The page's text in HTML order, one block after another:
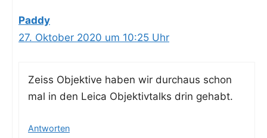
Paddy
27. Oktober 2020 um 10:25 Uhr
Zeiss Objek­ti­ve haben wir durch­aus schon
mal in den Lei­ca Objek­tiv­talks drin gehabt.
Antworten